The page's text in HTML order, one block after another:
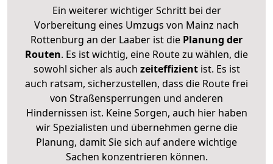
Ein weiterer wichtiger Schritt bei der
Vorbereitung eines Umzugs von Mainz nach
Rottenburg an der Laaber ist die Planung der
Routen. Es ist wichtig, eine Route zu wählen, die
sowohl sicher als auch zeiteffizientist. Es ist
auch ratsam, sicherzustellen, dass die Route frei
von Straßensperrungen und anderen
Hindernissen ist. Keine Sorgen, auch hier haben
wir Spezialisten und übernehmen gerne die
Planung, damit Sie sich auf andere wichtige
Sachen konzentrieren können.